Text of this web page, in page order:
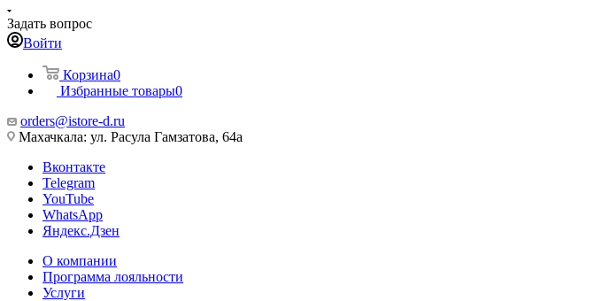
Задать вопрос
Войти
Корзина0
Избранные товары0
orders@istore-d.ru
Махачкала: ул. Расула Гамзатова, 64а
Вконтакте
Telegram
YouTube
WhatsApp
Яндекс.Дзен
О компании
Программа лояльности
Услуги